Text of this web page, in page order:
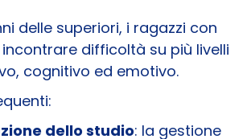
delle superiori, i ragazzi con
incontrare difficoltà su più livelli
cognitivo ed emotivo.
dello studio: la gestione